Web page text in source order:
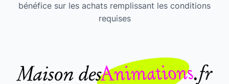
bénéfice sur les achats remplissant les conditions
requises